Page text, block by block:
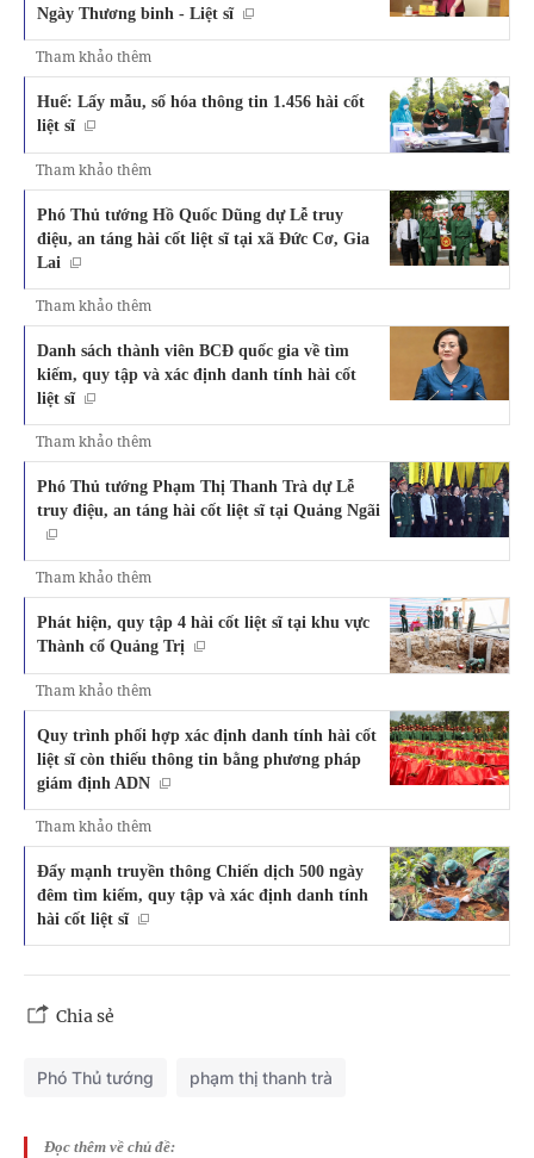
Ngày Thương binh - Liệt sĩ
Tham khảo thêm
Huế: Lấy mẫu, số hóa thông tin 1.456 hài cốt
liệt sĩ
Tham khảo thêm
Phó Thủ tướng Hồ Quốc Dũng dự Lễ truy
điệu, an táng hài cốt liệt sĩ tại xã Đức Cơ, Gia
Lai
Tham khảo thêm
Danh sách thành viên BCĐ quốc gia về tìm
kiếm, quy tập và xác định danh tính hài cốt
liệt sĩ
Tham khảo thêm
Phó Thủ tướng Phạm Thị Thanh Trà dự Lễ
truy điệu, an táng hài cốt liệt sĩ tại Quảng Ngãi
Tham khảo thêm
Phát hiện, quy tập 4 hài cốt liệt sĩ tại khu vực
Thành cổ Quảng Trị
Tham khảo thêm
Quy trình phối hợp xác định danh tính hài cốt
liệt sĩ còn thiếu thông tin bằng phương pháp
giám định ADN
Tham khảo thêm
Đẩy mạnh truyền thông Chiến dịch 500 ngày
đêm tìm kiếm, quy tập và xác định danh tính
hài cốt liệt sĩ
Chia sẻ
Phó Thủ tướng phạm thị thanh trà
Đọc thêm về chủ đề: